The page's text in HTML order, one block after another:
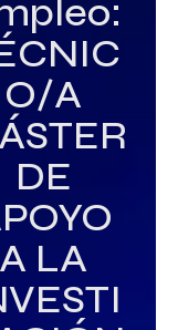
O/A
DE
A LA